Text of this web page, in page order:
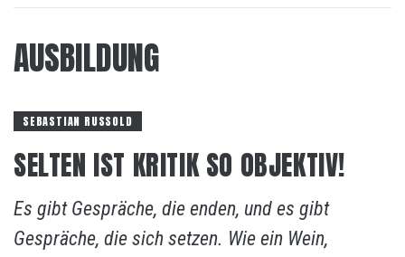
AUSBILDUNG
SEBASTIAN RUSSOLD
SELTEN IST KRITIK SO OBJEKTIV!
Es gibt Gespräche, die enden, und es gibt
Gespräche, die sich setzen. Wie ein Wein,